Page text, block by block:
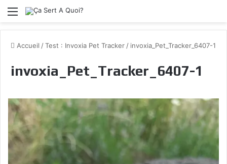
Menu
Accueil /Test : Invoxia Pet Tracker / invoxia_Pet_Tracker_6407-1
invoxia_Pet_Tracker_6407-1